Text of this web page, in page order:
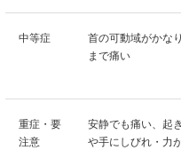
中等症
首の可動域がかな
まで痛い
重症・要
注意
安静でも痛い、起
や手にしびれ・力